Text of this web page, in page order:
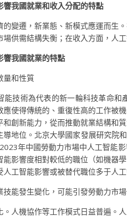
響我國就業和收入分配的特點
的變遷，新業態、新模式應運而生
場供需結構失衡；在收入方面，人
響我國就業的特點
量和性質
能技術為代表的新一輪科技革命和
應使得傳統的、重復性高的工作被
和創新能力，從而推動就業結構和
導地位。北京大學國家發展研究院
年中國勞動力市場中人工智能影
能影響度相對較低的職位（如機器
人工智能影響或被替代職位多于人
技能發生變化，可能引發勞動力市
。人機協作等工作模式日益普遍。